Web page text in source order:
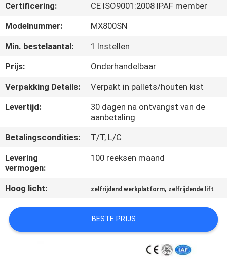
KWALITEITSCONTROLE
NEEM
CONTACT
MET
ONS
NIEUWS
VRAAG
OFFERTE
Certificering:
CE ISO9001:2008 IPAF member
Modelnummer:
MX800SN
Min. bestelaantal:
1 Instellen
Prijs:
Onderhandelbaar
Verpakking Details:
Verpakt in pallets/houten kist
Levertijd:
30 dagen na ontvangst van de
aanbetaling
Betalingscondities:
T/T, L/C
Levering
vermogen:
100 reeksen maand
Hoog licht: zelfrijdend werkplatform, zelfrijdende lift
BESTE PRIJS